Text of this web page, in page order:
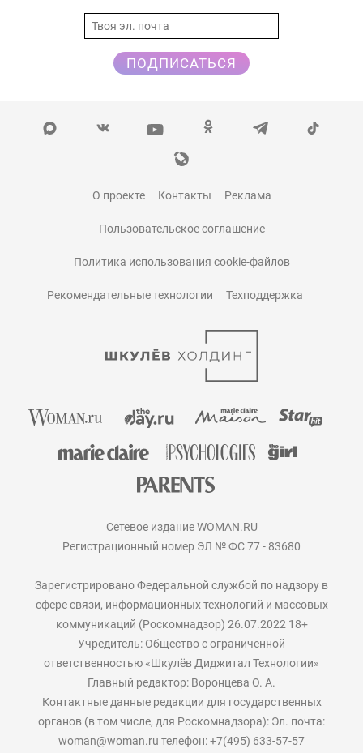
ПОДПИСАТЬСЯ
О проекте Контакты Реклама
Пользовательское соглашение
Политика использования cookie-файлов
Рекомендательные технологии Техподдержка
Сетевое издание WOMAN.RU
Регистрационный номер ЭЛ № ФС 77 - 83680
Зарегистрировано Федеральной службой по надзору в
сфере связи, информационных технологий и массовых
коммуникаций (Роскомнадзор) 26.07.2022 18+
Учредитель: Общество с ограниченной
ответственностью «Шкулёв Диджитал Технологии»
Главный редактор: Воронцева О. А.
Контактные данные редакции для государственных
органов (в том числе, для Роскомнадзора): Эл. почта:
woman@woman.ru телефон: +7(495) 633-57-57